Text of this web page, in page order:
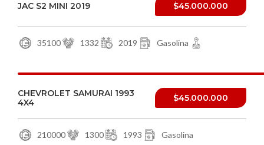
JAC S2 MINI 2019 $45.000.000
35100 1332 2019 Gasolina
CHEVROLET SAMURAI 1993
4X4
$45.000.000
210000 1300 1993
Gasolina